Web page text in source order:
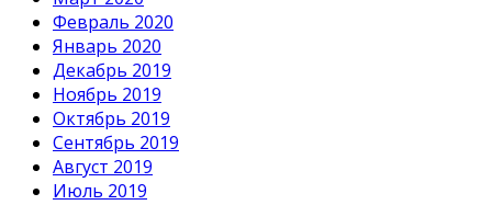
Февраль 2020
Январь 2020
Декабрь 2019
Ноябрь 2019
Октябрь 2019
Сентябрь 2019
Август 2019
Июль 2019